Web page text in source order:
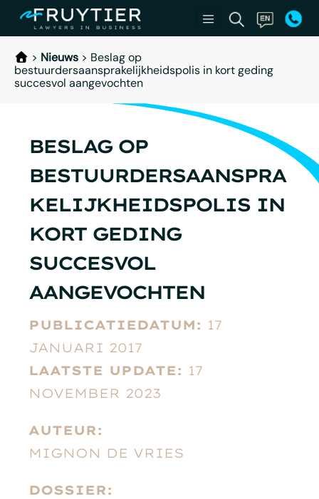
> Nieuws > Beslag op
bestuurdersaansprakelijkheidspolis in kort geding
succesvol aangevochten
BESLAG OP
BESTUURDERSAANSPRA
KELIJKHEIDSPOLIS IN
KORT GEDING
SUCCESVOL
AANGEVOCHTEN
PUBLICATIEDATUM: 17
JANUARI 2017
LAATSTE UPDATE: 17
NOVEMBER 2023
AUTEUR:
MIGNON DE VRIES
DOSSIER: